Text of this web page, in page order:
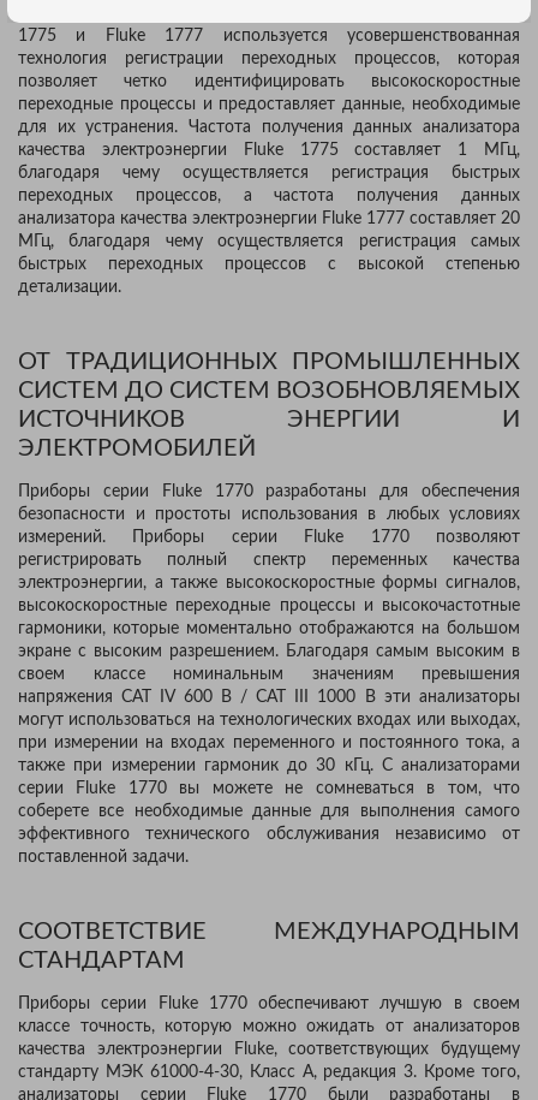
1775 и Fluke 1777 используется усовершенствованная
технология регистрации переходных процессов, которая
позволяет четко идентифицировать высокоскоростные
переходные процессы и предоставляет данные, необходимые
для их устранения. Частота получения данных анализатора
качества электроэнергии Fluke 1775 составляет 1 МГц,
благодаря чему осуществляется регистрация быстрых
переходных процессов, а частота получения данных
анализатора качества электроэнергии Fluke 1777 составляет 20
МГц, благодаря чему осуществляется регистрация самых
быстрых переходных процессов с высокой степенью
детализации.
ОТ ТРАДИЦИОННЫХ ПРОМЫШЛЕННЫХ
СИСТЕМ ДО СИСТЕМ ВОЗОБНОВЛЯЕМЫХ
ИСТОЧНИКОВ ЭНЕРГИИ И
ЭЛЕКТРОМОБИЛЕЙ
Приборы серии Fluke 1770 разработаны для обеспечения
безопасности и простоты использования в любых условиях
измерений. Приборы серии Fluke 1770 позволяют
регистрировать полный спектр переменных качества
электроэнергии, а также высокоскоростные формы сигналов,
высокоскоростные переходные процессы и высокочастотные
гармоники, которые моментально отображаются на большом
экране с высоким разрешением. Благодаря самым высоким в
своем классе номинальным значениям превышения
напряжения CAT IV 600 В / CAT III 1000 В эти анализаторы
могут использоваться на технологических входах или выходах,
при измерении на входах переменного и постоянного тока, а
также при измерении гармоник до 30 кГц. С анализаторами
серии Fluke 1770 вы можете не сомневаться в том, что
соберете все необходимые данные для выполнения самого
эффективного технического обслуживания независимо от
поставленной задачи.
СООТВЕТСТВИЕ МЕЖДУНАРОДНЫМ
СТАНДАРТАМ
Приборы серии Fluke 1770 обеспечивают лучшую в своем
классе точность, которую можно ожидать от анализаторов
качества электроэнергии Fluke, соответствующих будущему
стандарту МЭК 61000-4-30, Класс A, редакция 3. Кроме того,
анализаторы серии Fluke 1770 были разработаны в